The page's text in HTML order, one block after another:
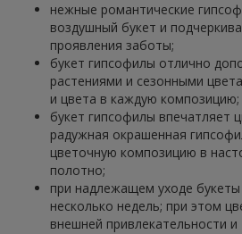
нежные романтические
воздушный букет и
проявления заботы;
букет гипсофилы отлично
растениями и сезонными
и цвета в каждую композицию;
букет гипсофилы впечатляет
радужная окрашенная
цветочную композицию в
полотно;
при надлежащем уходе
несколько недель; при этом
внешней привлекательности